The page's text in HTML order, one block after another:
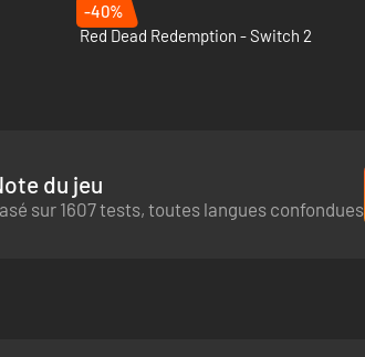
-40%
Red Dead Redemption - Switch 2
du jeu
sur 1607 tests, toutes langues confondues